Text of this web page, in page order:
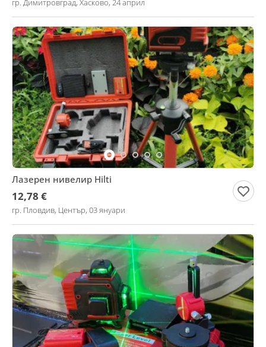
гр. Димитровград, Хасково, 24 април
Лазерен нивелир Hilti
12,78 €
гр. Пловдив, Център, 03 януари